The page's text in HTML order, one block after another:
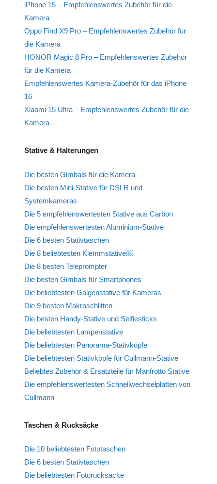
iPhone 15 – Empfehlenswertes Zubehör für die
Kamera
Oppo Find X9 Pro – Empfehlenswertes Zubehör für
die Kamera
HONOR Magic 8 Pro – Empfehlenswertes Zubehör
für die Kamera
Empfehlenswertes Kamera-Zubehör für das iPhone
16
Xiaomi 15 Ultra – Empfehlenswertes Zubehör für die
Kamera
Stative & Halterungen
Die besten Gimbals für die Kamera
Die besten Mini-Stative für DSLR und
Systemkameras
Die 5 empfehlenswertesten Stative aus Carbon
Die empfehlenswertesten Aluminium-Stative
Die 6 besten Stativtaschen
Die 8 beliebtesten Klemmstative￼
Die 8 besten Teleprompter
Die besten Gimbals für Smartphones
Die beliebtesten Galgenstative für Kameras
Die 9 besten Makroschlitten
Die besten Handy-Stative und Selfiesticks
Die beliebtesten Lampenstative
Die beliebtesten Panorama-Stativköpfe
Die beliebtesten Stativköpfe für Cullmann-Stative
Beliebtes Zubehör & Ersatzteile für Manfrotto Stative
Die empfehlenswertesten Schnellwechselplatten von
Cullmann
Taschen & Rucksäcke
Die 10 beliebtesten Fototaschen
Die 6 besten Stativtaschen
Die beliebtesten Fotorucksäcke